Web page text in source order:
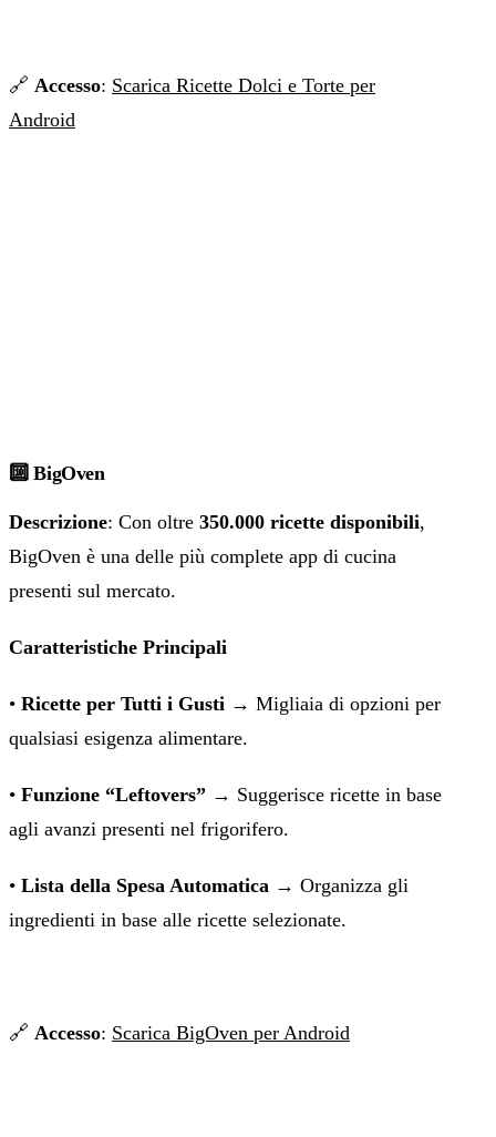
🔗 Accesso: Scarica Ricette Dolci e Torte per
Android
🔟 BigOven
Descrizione: Con oltre 350.000 ricette disponibili,
BigOven è una delle più complete app di cucina
presenti sul mercato.
Caratteristiche Principali
• Ricette per Tutti i Gusti → Migliaia di opzioni per
qualsiasi esigenza alimentare.
• Funzione “Leftovers” → Suggerisce ricette in base
agli avanzi presenti nel frigorifero.
• Lista della Spesa Automatica → Organizza gli
ingredienti in base alle ricette selezionate.
🔗 Accesso: Scarica BigOven per Android